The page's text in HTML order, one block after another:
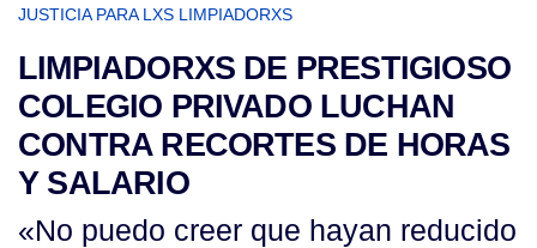
JUSTICIA PARA LXS LIMPIADORXS
LIMPIADORXS DE PRESTIGIOSO
COLEGIO PRIVADO LUCHAN
CONTRA RECORTES DE HORAS
Y SALARIO
«No puedo creer que hayan reducido